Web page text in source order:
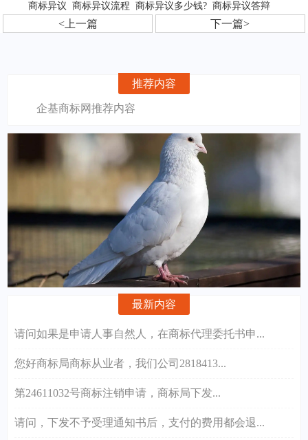
商标异议
商标异议流程 商标异议多少钱? 商标异议答辩
<上一篇 下一篇>
推荐内容
企基商标网推荐内容
最新内容
请问如果是申请人事自然人，在商标代理委托书申...
您好商标局商标从业者，我们公司2818413...
第24611032号商标注销申请，商标局下发...
请问，下发不予受理通知书后，支付的费用都会退...